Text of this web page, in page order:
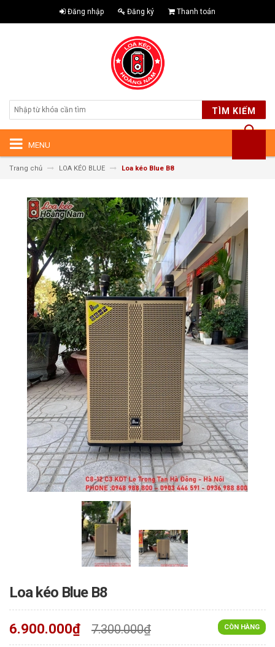
Đăng nhập Đăng ký Thanh toán
TÌM KIẾM
MENU
Trang chủ LOA KÉO BLUE Loa kéo Blue B8
Loa kéo Blue B8
CÒN HÀNG
6.900.000₫ 7.300.000₫